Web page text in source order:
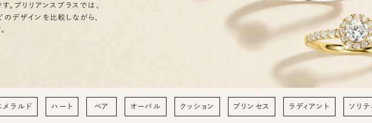
ブリリアンスプラスでは、
のデザインを比較しながら、
メラルド ハート ペア オーバル クッション プリンセス ラディアント ソリテ